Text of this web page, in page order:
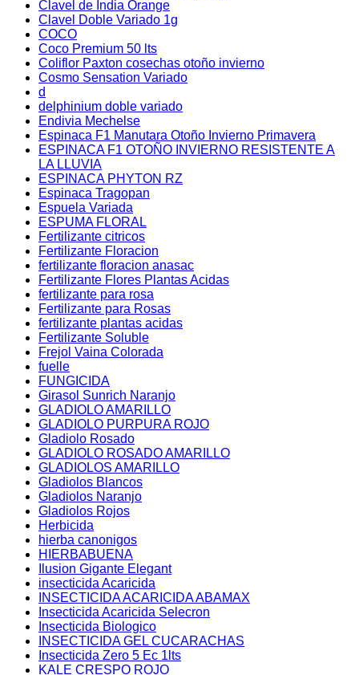
Clavel de India Orange
Clavel Doble Variado 1g
COCO
Coco Premium 50 lts
Coliflor Paxton cosechas otoño invierno
Cosmo Sensation Variado
d
delphinium doble variado
Endivia Mechelse
Espinaca F1 Manutara Otoño Invierno Primavera
ESPINACA F1 OTOÑO INVIERNO RESISTENTE A
LA LLUVIA
ESPINACA PHYTON RZ
Espinaca Tragopan
Espuela Variada
ESPUMA FLORAL
Fertilizante citricos
Fertilizante Floracion
fertilizante floracion anasac
Fertilizante Flores Plantas Acidas
fertilizante para rosa
Fertilizante para Rosas
fertilizante plantas acidas
Fertilizante Soluble
Frejol Vaina Colorada
fuelle
FUNGICIDA
Girasol Sunrich Naranjo
GLADIOLO AMARILLO
GLADIOLO PURPURA ROJO
Gladiolo Rosado
GLADIOLO ROSADO AMARILLO
GLADIOLOS AMARILLO
Gladiolos Blancos
Gladiolos Naranjo
Gladiolos Rojos
Herbicida
hierba canonigos
HIERBABUENA
Ilusion Gigante Elegant
insecticida Acaricida
INSECTICIDA ACARICIDA ABAMAX
Insecticida Acaricida Selecron
Insecticida Biologico
INSECTICIDA GEL CUCARACHAS
Insecticida Zero 5 Ec 1lts
KALE CRESPO ROJO